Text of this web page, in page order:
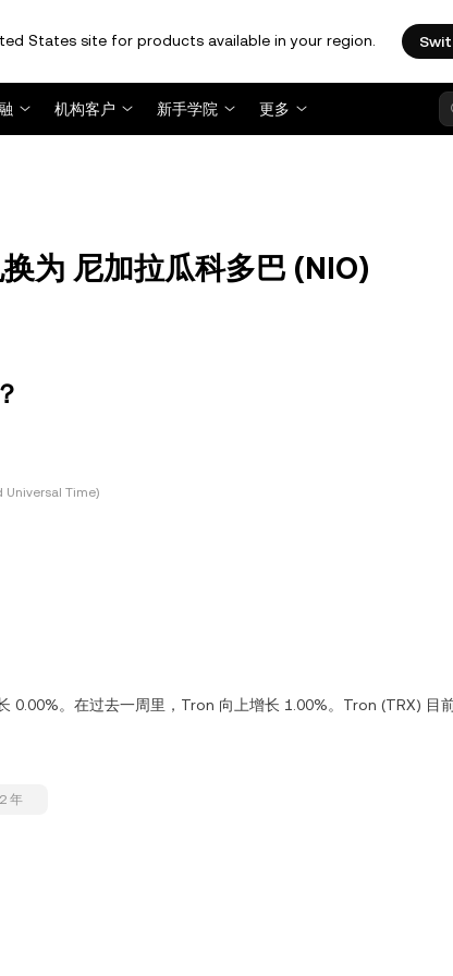
States site for products available in your region.
机构客户 新手学院 更多
为 尼加拉瓜科多巴 (NIO)
Universal Time)
0.00%。在过去一周里，Tron 向上增长 1.00%。Tron (TRX) 目
2 年